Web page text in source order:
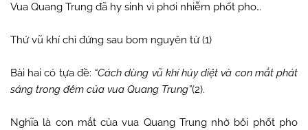
Vua Quang Trung đã hy sinh vì phơi nhiễm phốt pho…
Thứ vũ khí chỉ đứng sau bom nguyên tử (1)
Bài hai có tựa đề: “Cách dùng vũ khí hủy diệt và con mắt phát
sáng trong đêm của vua Quang Trung”(2).
Nghĩa là con mắt của vua Quang Trung nhờ bôi phốt pho